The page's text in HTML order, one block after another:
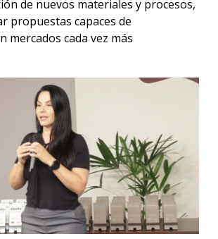
de nuevos materiales y procesos,
propuestas capaces de
mercados cada vez más